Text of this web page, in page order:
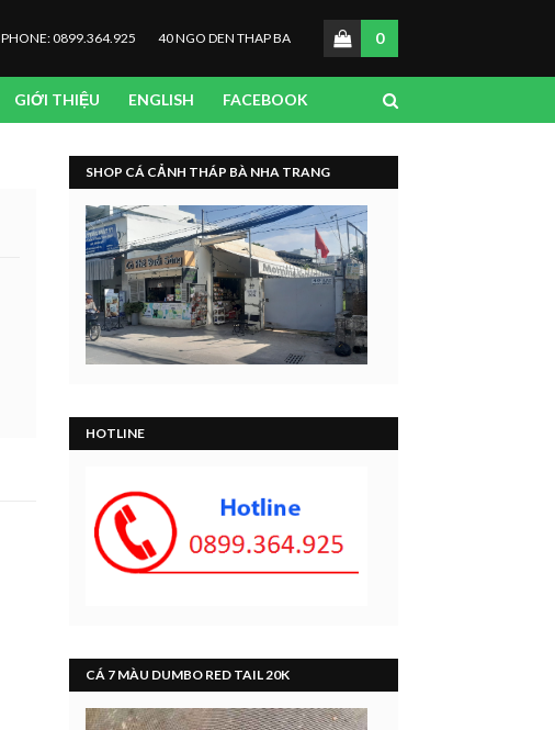
PHONE: 0899.364.925 40 NGO DEN THAP BA 0
GIỚI THIỆU ENGLISH FACEBOOK
SHOP CÁ CẢNH THÁP BÀ NHA TRANG
HOTLINE
CÁ 7 MÀU DUMBO RED TAIL 20K